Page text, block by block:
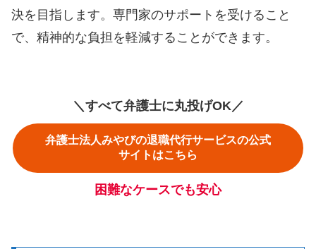
決を目指します。専門家のサポートを受けること
で、精神的な負担を軽減することができます。
＼すべて弁護士に丸投げOK／
弁護士法人みやびの退職代行サービスの公式
サイトはこちら
困難なケースでも安心